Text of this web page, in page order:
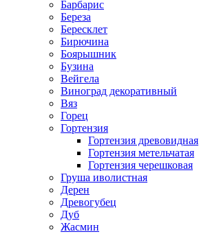
Барбарис
Береза
Бересклет
Бирючина
Боярышник
Бузина
Вейгела
Виноград декоративный
Вяз
Горец
Гортензия
Гортензия древовидная
Гортензия метельчатая
Гортензия черешковая
Груша иволистная
Дерен
Древогубец
Дуб
Жасмин